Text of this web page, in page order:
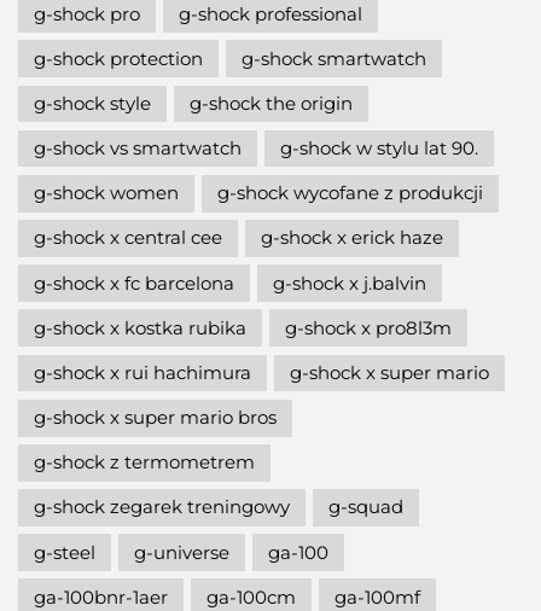
g-shock pro
g-shock professional
g-shock protection
g-shock smartwatch
g-shock style
g-shock the origin
g-shock vs smartwatch
g-shock w stylu lat 90.
g-shock women
g-shock wycofane z produkcji
g-shock x central cee
g-shock x erick haze
g-shock x fc barcelona
g-shock x j.balvin
g-shock x kostka rubika
g-shock x pro8l3m
g-shock x rui hachimura
g-shock x super mario
g-shock x super mario bros
g-shock z termometrem
g-shock zegarek treningowy
g-squad
g-steel
g-universe
ga-100
ga-100bnr-1aer
ga-100cm ga-100mf